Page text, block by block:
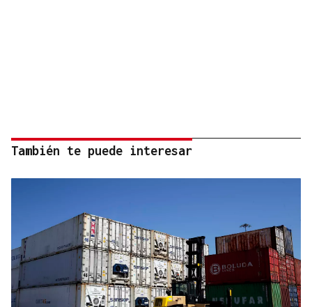
También te puede interesar